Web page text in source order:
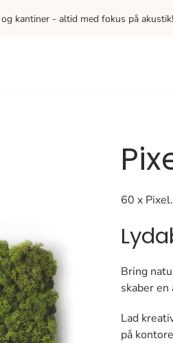
kantiner - altid med fokus på akustik!
60 x Pixel.
Bring
skaber
Lad
på